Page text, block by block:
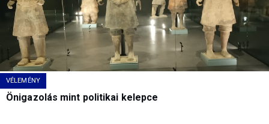
VÉLEMÉNY
Önigazolás mint politikai kelepce